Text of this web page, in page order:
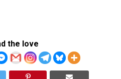
the love